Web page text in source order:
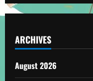
ARCHIVES
August 2026